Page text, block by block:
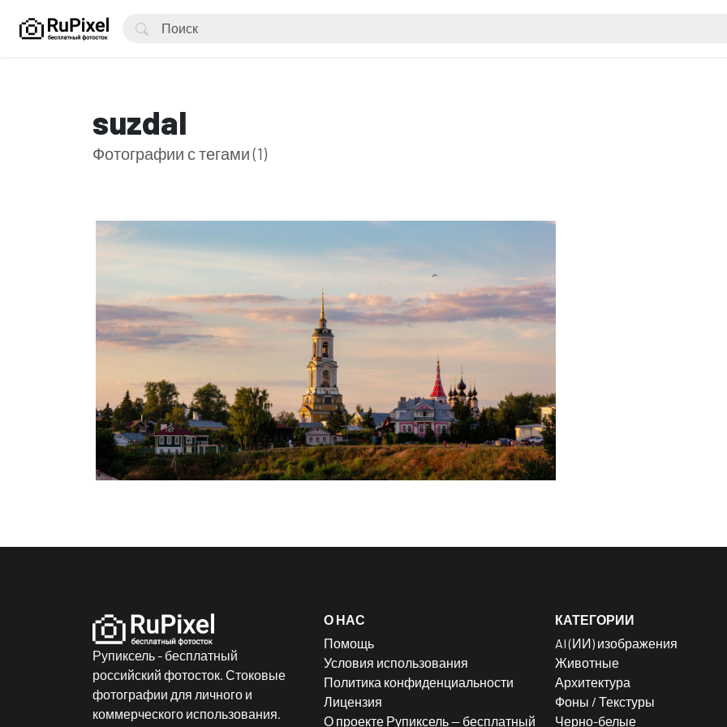
suzdal
Фотографии с тегами (1)
Рупиксель - бесплатный
российский фотосток. Стоковые
фотографии для личного и
коммерческого использования.
О НАС
Помощь
Условия использования
Политика конфиденциальности
Лицензия
О проекте Рупиксель — бесплатный
КАТЕГОРИИ
AI (ИИ) изображения
Животные
Архитектура
Фоны / Текстуры
Черно-белые